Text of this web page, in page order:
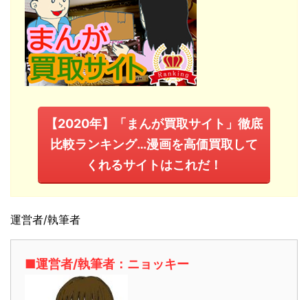
【2020年】「まんが買取サイト」徹底
比較ランキング…漫画を高価買取して
くれるサイトはこれだ！
運営者/執筆者
■運営者/執筆者：ニョッキー